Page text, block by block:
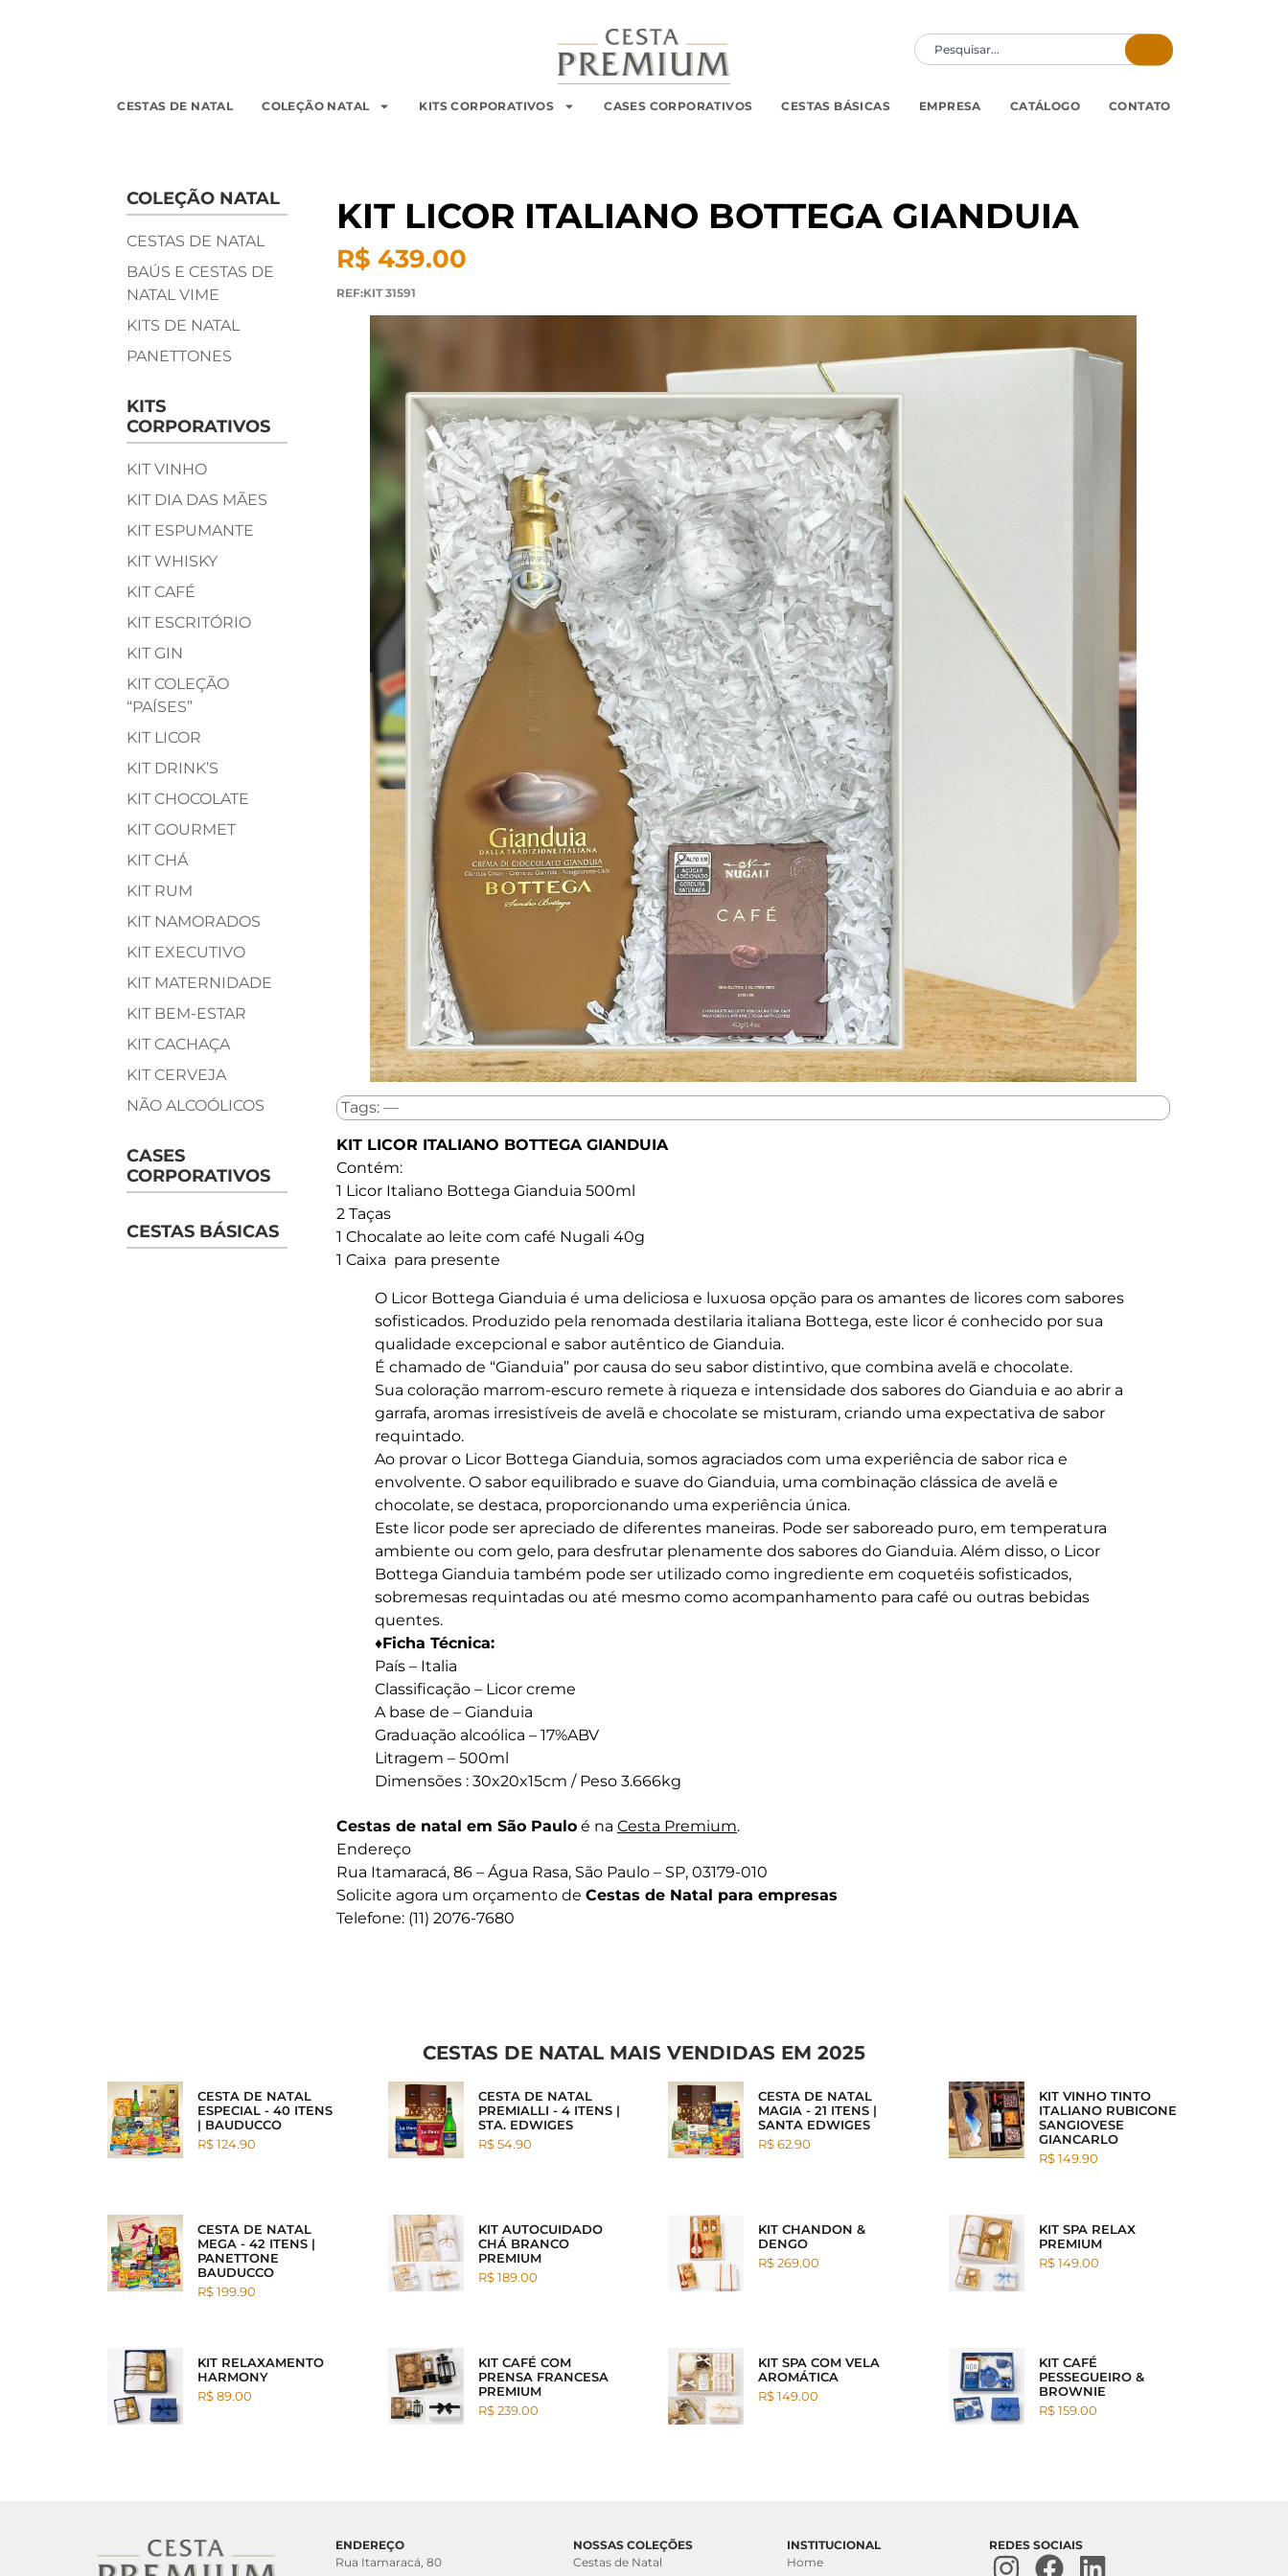
CESTAS DE NATAL COLEÇÃO NATAL KITS CORPORATIVOS CASES CORPORATIVOS CESTAS BÁSICAS EMPRESA CATÁLOGO CONTATO
COLEÇÃO NATAL
CESTAS DE NATAL
BAÚS E CESTAS DE
NATAL VIME
KITS DE NATAL
PANETTONES
KITS
CORPORATIVOS
KIT VINHO
KIT DIA DAS MÃES
KIT ESPUMANTE
KIT WHISKY
KIT CAFÉ
KIT ESCRITÓRIO
KIT GIN
KIT COLEÇÃO
“PAÍSES”
KIT LICOR
KIT DRINK’S
KIT CHOCOLATE
KIT GOURMET
KIT CHÁ
KIT RUM
KIT NAMORADOS
KIT EXECUTIVO
KIT MATERNIDADE
KIT BEM-ESTAR
KIT CACHAÇA
KIT CERVEJA
NÃO ALCOÓLICOS
CASES
CORPORATIVOS
CESTAS BÁSICAS
KIT LICOR ITALIANO BOTTEGA GIANDUIA
R$ 439.00
REF:KIT 31591
Tags: —
KIT LICOR ITALIANO BOTTEGA GIANDUIA
Contém:
1 Licor Italiano Bottega Gianduia 500ml
2 Taças
1 Chocalate ao leite com café Nugali 40g
1 Caixa para presente
O Licor Bottega Gianduia é uma deliciosa e luxuosa opção para os amantes de licores com sabores
sofisticados. Produzido pela renomada destilaria italiana Bottega, este licor é conhecido por sua
qualidade excepcional e sabor autêntico de Gianduia.
É chamado de “Gianduia” por causa do seu sabor distintivo, que combina avelã e chocolate.
Sua coloração marrom-escuro remete à riqueza e intensidade dos sabores do Gianduia e ao abrir a
garrafa, aromas irresistíveis de avelã e chocolate se misturam, criando uma expectativa de sabor
requintado.
Ao provar o Licor Bottega Gianduia, somos agraciados com uma experiência de sabor rica e
envolvente. O sabor equilibrado e suave do Gianduia, uma combinação clássica de avelã e
chocolate, se destaca, proporcionando uma experiência única.
Este licor pode ser apreciado de diferentes maneiras. Pode ser saboreado puro, em temperatura
ambiente ou com gelo, para desfrutar plenamente dos sabores do Gianduia. Além disso, o Licor
Bottega Gianduia também pode ser utilizado como ingrediente em coquetéis sofisticados,
sobremesas requintadas ou até mesmo como acompanhamento para café ou outras bebidas
quentes.
♦Ficha Técnica:
País – Italia
Classificação – Licor creme
A base de – Gianduia
Graduação alcoólica – 17%ABV
Litragem – 500ml
Dimensões : 30x20x15cm / Peso 3.666kg
Cestas de natal em São Paulo é na Cesta Premium.
Endereço
Rua Itamaracá, 86 – Água Rasa, São Paulo – SP, 03179-010
Solicite agora um orçamento de Cestas de Natal para empresas
Telefone: (11) 2076-7680
CESTAS DE NATAL MAIS VENDIDAS EM 2025
CESTA DE NATAL
ESPECIAL - 40 ITENS
| BAUDUCCO
R$ 124.90
CESTA DE NATAL
PREMIALLI - 4 ITENS |
STA. EDWIGES
R$ 54.90
CESTA DE NATAL
MAGIA - 21 ITENS |
SANTA EDWIGES
R$ 62.90
KIT VINHO TINTO
ITALIANO RUBICONE
SANGIOVESE
GIANCARLO
R$ 149.90
CESTA DE NATAL
MEGA - 42 ITENS |
PANETTONE
BAUDUCCO
R$ 199.90
KIT AUTOCUIDADO
CHÁ BRANCO
PREMIUM
R$ 189.00
KIT CHANDON &
DENGO
R$ 269.00
KIT SPA RELAX
PREMIUM
R$ 149.00
KIT RELAXAMENTO
HARMONY
R$ 89.00
KIT CAFÉ COM
PRENSA FRANCESA
PREMIUM
R$ 239.00
KIT SPA COM VELA
AROMÁTICA
R$ 149.00
KIT CAFÉ
PESSEGUEIRO &
BROWNIE
R$ 159.00
ENDEREÇO
Rua Itamaracá, 80
NOSSAS COLEÇÕES
Cestas de Natal
INSTITUCIONAL
Home
REDES SOCIAIS